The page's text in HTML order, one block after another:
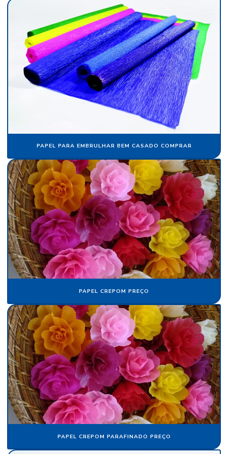
Fábrica de veludo sintético
Fábrica de veludo em sp
Fabricante de papel camurça
Fabricante de papel crepom
Fabricante papel de seda
Flocos de nylon
Flocos de nylon comprar
Folha de papel camurça
Folha de papel crepom parafinado
Folha de papel de seda atacado
Folha de papel veludo
Folha de seda fluorescente
Fornecedor de algodão flocado
Fornecedor de cartolina camurça
Fornecedor de crepom parafinado
Fornecedor de floco de nylon
Fornecedor de papel camurça
Fornecedor de papel crepom
Fornecedor de papel crepom parafinado
Fornecedor de papel veludo
Fornecedor de tecido flocado
PAPEL PARA EMBRULHAR BEM CASADO COMPRAR
PAPEL CREPOM PREÇO
PAPEL CREPOM PARAFINADO PREÇO